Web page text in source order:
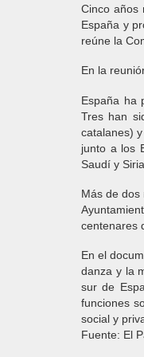
Cinco años
España y
reúne la
En la
España ha
Tres han
catalanes)
junto a los
Saudí y
Más de dos
centenares
En el
danza y la
sur de
funciones
social y
Fuente: El